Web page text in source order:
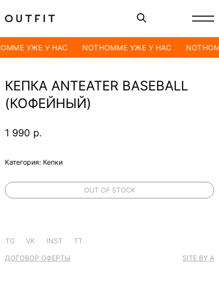
УЖЕ У НАС NOTHOMME УЖЕ У НАС
КЕПКА ANTEATER BASEBALL
(КОФЕЙНЫЙ)
1 990 р.
OUT OF STOCK
Категория: Кепки
ДОГОВОР ОФЕРТЫ SITE BY A
TG INST
VK TT